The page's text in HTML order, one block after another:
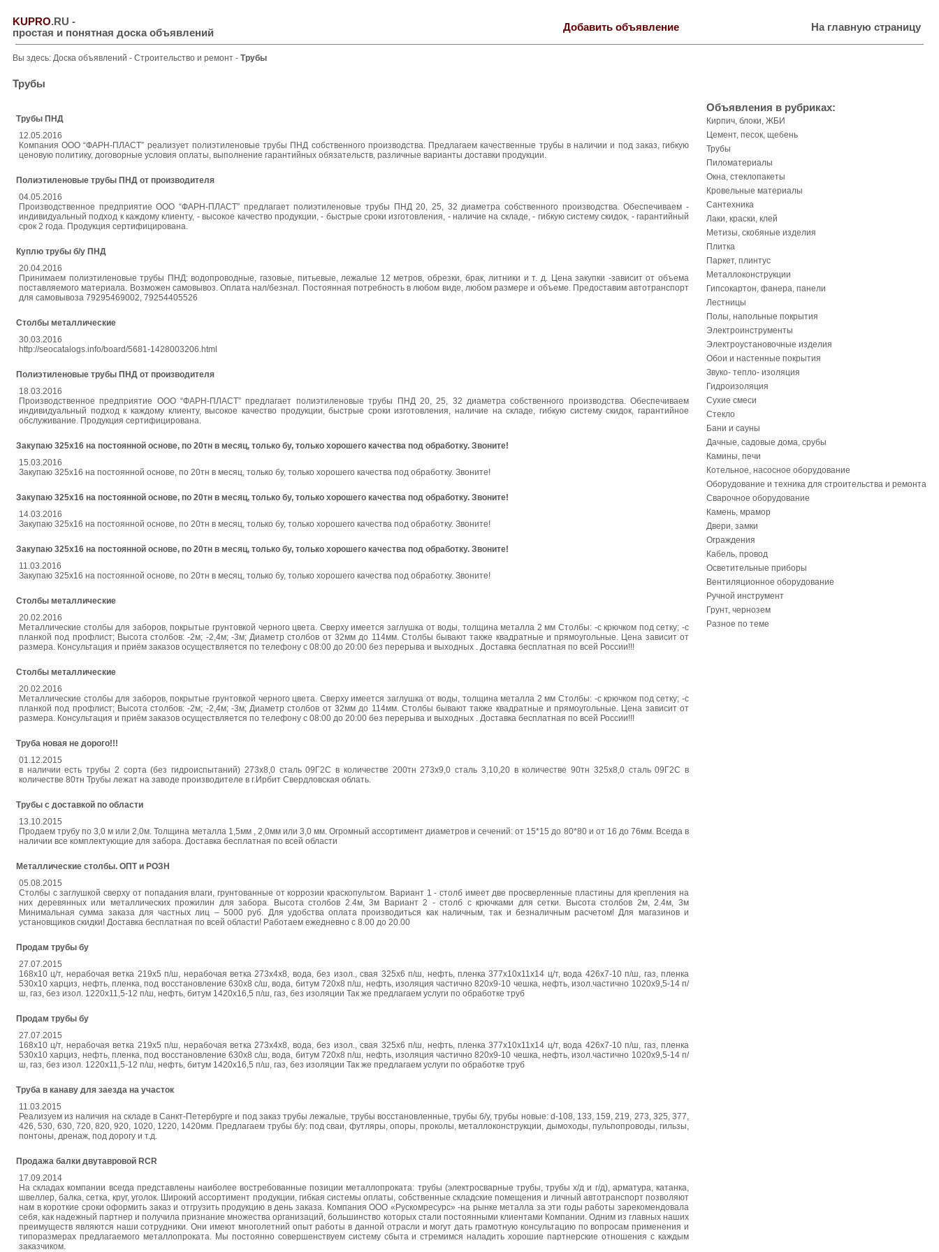
KUPRO.RU -
простая и понятная доска объявлений
Добавить объявление На главную страницу
Вы здесь: Доска объявлений - Строительство и ремонт - Трубы
Трубы
Трубы ПНД
12.05.2016
Компания ООО “ФАРН-ПЛАСТ” реализует полиэтиленовые трубы ПНД собственного производства. Предлагаем качественные трубы в наличии и под заказ, гибкую
ценовую политику, договорные условия оплаты, выполнение гарантийных обязательств, различные варианты доставки продукции.
Полиэтиленовые трубы ПНД от производителя
04.05.2016
Производственное предприятие ООО “ФАРН-ПЛАСТ” предлагает полиэтиленовые трубы ПНД 20, 25, 32 диаметра собственного производства. Обеспечиваем -
индивидуальный подход к каждому клиенту, - высокое качество продукции, - быстрые сроки изготовления, - наличие на складе, - гибкую систему скидок, - гарантийный
срок 2 года. Продукция сертифицирована.
Куплю трубы б/у ПНД
20.04.2016
Принимаем полиэтиленовые трубы ПНД: водопроводные, газовые, питьевые, лежалые 12 метров, обрезки, брак, литники и т. д. Цена закупки -зависит от объема
поставляемого материала. Возможен самовывоз. Оплата нал/безнал. Постоянная потребность в любом виде, любом размере и объеме. Предоставим автотранспорт
для самовывоза 79295469002, 79254405526
Столбы металлические
30.03.2016
http://seocatalogs.info/board/5681-1428003206.html
Полиэтиленовые трубы ПНД от производителя
18.03.2016
Производственное предприятие ООО “ФАРН-ПЛАСТ” предлагает полиэтиленовые трубы ПНД 20, 25, 32 диаметра собственного производства. Обеспечиваем
индивидуальный подход к каждому клиенту, высокое качество продукции, быстрые сроки изготовления, наличие на складе, гибкую систему скидок, гарантийное
обслуживание. Продукция сертифицирована.
Закупаю 325х16 на постоянной основе, по 20тн в месяц, только бу, только хорошего качества под обработку. Звоните!
15.03.2016
Закупаю 325х16 на постоянной основе, по 20тн в месяц, только бу, только хорошего качества под обработку. Звоните!
Закупаю 325х16 на постоянной основе, по 20тн в месяц, только бу, только хорошего качества под обработку. Звоните!
14.03.2016
Закупаю 325х16 на постоянной основе, по 20тн в месяц, только бу, только хорошего качества под обработку. Звоните!
Закупаю 325х16 на постоянной основе, по 20тн в месяц, только бу, только хорошего качества под обработку. Звоните!
11.03.2016
Закупаю 325х16 на постоянной основе, по 20тн в месяц, только бу, только хорошего качества под обработку. Звоните!
Столбы металлические
20.02.2016
Металлические столбы для заборов, покрытые грунтовкой черного цвета. Сверху имеется заглушка от воды, толщина металла 2 мм Столбы: -с крючком под сетку; -с
планкой под профлист; Высота столбов: -2м; -2,4м; -3м; Диаметр столбов от 32мм до 114мм. Столбы бывают также квадратные и прямоугольные. Цена зависит от
размера. Консультация и приём заказов осуществляется по телефону с 08:00 до 20:00 без перерыва и выходных . Доставка бесплатная по всей России!!!
Столбы металлические
20.02.2016
Металлические столбы для заборов, покрытые грунтовкой черного цвета. Сверху имеется заглушка от воды, толщина металла 2 мм Столбы: -с крючком под сетку; -с
планкой под профлист; Высота столбов: -2м; -2,4м; -3м; Диаметр столбов от 32мм до 114мм. Столбы бывают также квадратные и прямоугольные. Цена зависит от
размера. Консультация и приём заказов осуществляется по телефону с 08:00 до 20:00 без перерыва и выходных . Доставка бесплатная по всей России!!!
Труба новая не дорого!!!
01.12.2015
в наличии есть трубы 2 сорта (без гидроиспытаний) 273х8,0 сталь 09Г2С в количестве 200тн 273х9,0 сталь 3,10,20 в количестве 90тн 325х8,0 сталь 09Г2С в
количестве 80тн Трубы лежат на заводе производителе в г.Ирбит Свердловская облать.
Трубы с доставкой по области
13.10.2015
Продаем трубу по 3,0 м или 2,0м. Толщина металла 1,5мм , 2,0мм или 3,0 мм. Огромный ассортимент диаметров и сечений: от 15*15 до 80*80 и от 16 до 76мм. Всегда в
наличии все комплектующие для забора. Доставка бесплатная по всей области
Металлические столбы. ОПТ и РОЗН
05.08.2015
Столбы с заглушкой сверху от попадания влаги, грунтованные от коррозии краскопультом. Вариант 1 - столб имеет две просверленные пластины для крепления на
них деревянных или металлических прожилин для забора. Высота столбов 2.4м, 3м Вариант 2 - столб с крючками для сетки. Высота столбов 2м, 2.4м, 3м
Минимальная сумма заказа для частных лиц – 5000 руб. Для удобства оплата производиться как наличным, так и безналичным расчетом! Для магазинов и
установщиков скидки! Доставка бесплатная по всей области! Работаем ежедневно с 8.00 до 20.00
Продам трубы бу
27.07.2015
168х10 ц/т, нерабочая ветка 219х5 п/ш, нерабочая ветка 273х4х8, вода, без изол., свая 325х6 п/ш, нефть, пленка 377х10х11х14 ц/т, вода 426х7-10 п/ш, газ, пленка
530х10 харциз, нефть, пленка, под восстановление 630х8 с/ш, вода, битум 720х8 п/ш, нефть, изоляция частично 820х9-10 чешка, нефть, изол.частично 1020х9,5-14 п/
ш, газ, без изол. 1220х11,5-12 п/ш, нефть, битум 1420х16,5 п/ш, газ, без изоляции Так же предлагаем услуги по обработке труб
Продам трубы бу
27.07.2015
168х10 ц/т, нерабочая ветка 219х5 п/ш, нерабочая ветка 273х4х8, вода, без изол., свая 325х6 п/ш, нефть, пленка 377х10х11х14 ц/т, вода 426х7-10 п/ш, газ, пленка
530х10 харциз, нефть, пленка, под восстановление 630х8 с/ш, вода, битум 720х8 п/ш, нефть, изоляция частично 820х9-10 чешка, нефть, изол.частично 1020х9,5-14 п/
ш, газ, без изол. 1220х11,5-12 п/ш, нефть, битум 1420х16,5 п/ш, газ, без изоляции Так же предлагаем услуги по обработке труб
Труба в канаву для заезда на участок
11.03.2015
Реализуем из наличия на складе в Санкт-Петербурге и под заказ трубы лежалые, трубы восстановленные, трубы б/у, трубы новые: d-108, 133, 159, 219, 273, 325, 377,
426, 530, 630, 720, 820, 920, 1020, 1220, 1420мм. Предлагаем трубы б/у: под сваи, футляры, опоры, проколы, металлоконструкции, дымоходы, пульпопроводы, гильзы,
понтоны, дренаж, под дорогу и т.д.
Продажа балки двутавровой RCR
17.09.2014
На складах компании всегда представлены наиболее востребованные позиции металлопроката: трубы (электросварные трубы, трубы х/д и г/д), арматура, катанка,
швеллер, балка, сетка, круг, уголок. Широкий ассортимент продукции, гибкая системы оплаты, собственные складские помещения и личный автотранспорт позволяют
нам в короткие сроки оформить заказ и отгрузить продукцию в день заказа. Компания ООО «Рускомресурс» -на рынке металла за эти годы работы зарекомендовала
себя, как надежный партнер и получила признание множества организаций, большинство которых стали постоянными клиентами Компании. Одним из главных наших
преимуществ являются наши сотрудники. Они имеют многолетний опыт работы в данной отрасли и могут дать грамотную консультацию по вопросам применения и
типоразмерах предлагаемого металлопроката. Мы постоянно совершенствуем систему сбыта и стремимся наладить хорошие партнерские отношения с каждым
заказчиком.
Объявления в рубриках:
Кирпич, блоки, ЖБИ
Цемент, песок, щебень
Трубы
Пиломатериалы
Окна, стеклопакеты
Кровельные материалы
Сантехника
Лаки, краски, клей
Метизы, скобяные изделия
Плитка
Паркет, плинтус
Металлоконструкции
Гипсокартон, фанера, панели
Лестницы
Полы, напольные покрытия
Электроинструменты
Электроустановочные изделия
Обои и настенные покрытия
Звуко- тепло- изоляция
Гидроизоляция
Сухие смеси
Стекло
Бани и сауны
Дачные, садовые дома, срубы
Камины, печи
Котельное, насосное оборудование
Оборудование и техника для строительства и ремонта
Сварочное оборудование
Камень, мрамор
Двери, замки
Ограждения
Кабель, провод
Осветительные приборы
Вентиляционное оборудование
Ручной инструмент
Грунт, чернозем
Разное по теме